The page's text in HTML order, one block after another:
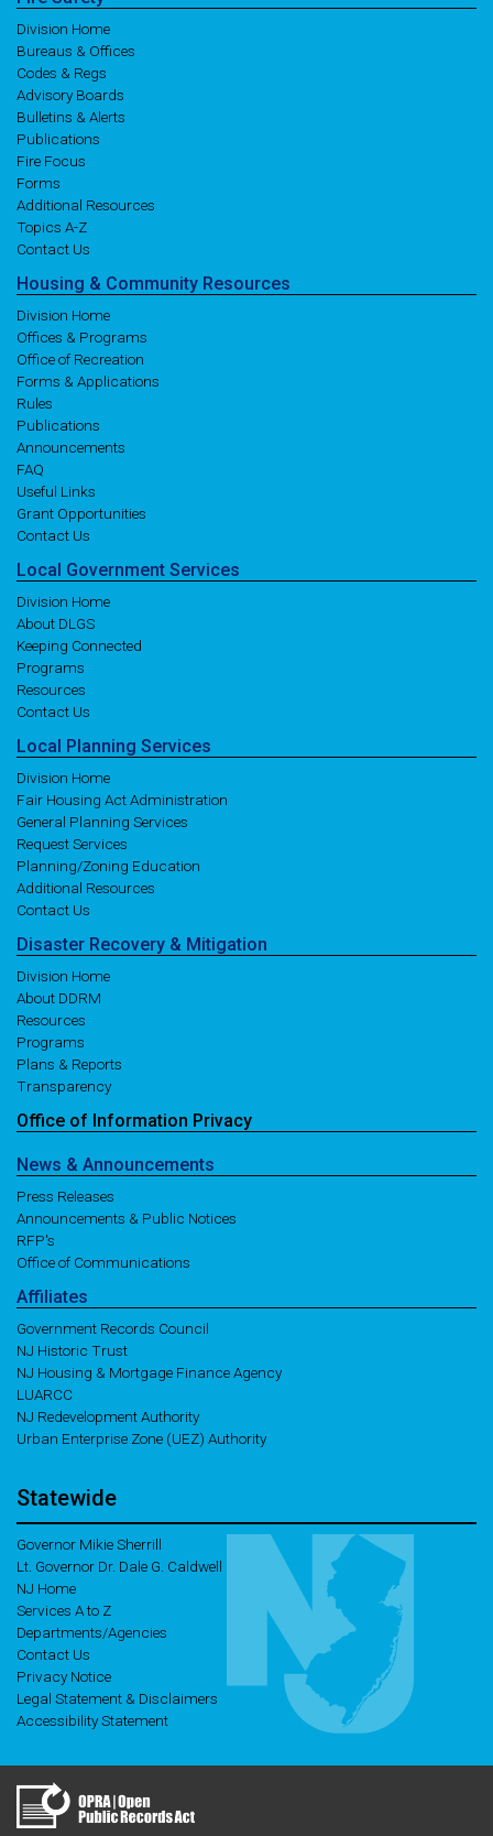
Division Home
Bureaus & Offices
Codes & Regs
Advisory Boards
Bulletins & Alerts
Publications
Fire Focus
Forms
Additional Resources
Topics A-Z
Contact Us
Housing & Community Resources
Division Home
Offices & Programs
Office of Recreation
Forms & Applications
Rules
Publications
Announcements
FAQ
Useful Links
Grant Opportunities
Contact Us
Local Government Services
Division Home
About DLGS
Keeping Connected
Programs
Resources
Contact Us
Local Planning Services
Division Home
Fair Housing Act Administration
General Planning Services
Request Services
Planning/Zoning Education
Additional Resources
Contact Us
Disaster Recovery & Mitigation
Division Home
About DDRM
Resources
Programs
Plans & Reports
Transparency
Office of Information Privacy
News & Announcements
Press Releases
Announcements & Public Notices
RFP's
Office of Communications
Affiliates
Government Records Council
NJ Historic Trust
NJ Housing & Mortgage Finance Agency
LUARCC
NJ Redevelopment Authority
Urban Enterprise Zone (UEZ) Authority
Statewide
Governor Mikie Sherrill
Lt. Governor Dr. Dale G. Caldwell
NJ Home
Services A to Z
Departments/Agencies
Contact Us
Privacy Notice
Legal Statement & Disclaimers
Accessibility Statement